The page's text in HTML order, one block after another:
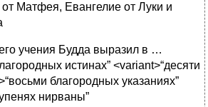
Матфея, Евангелие от Луки и
учения Будда выразил в …
истинах” <variant>“десяти
благородных указаниях”
нирваны”